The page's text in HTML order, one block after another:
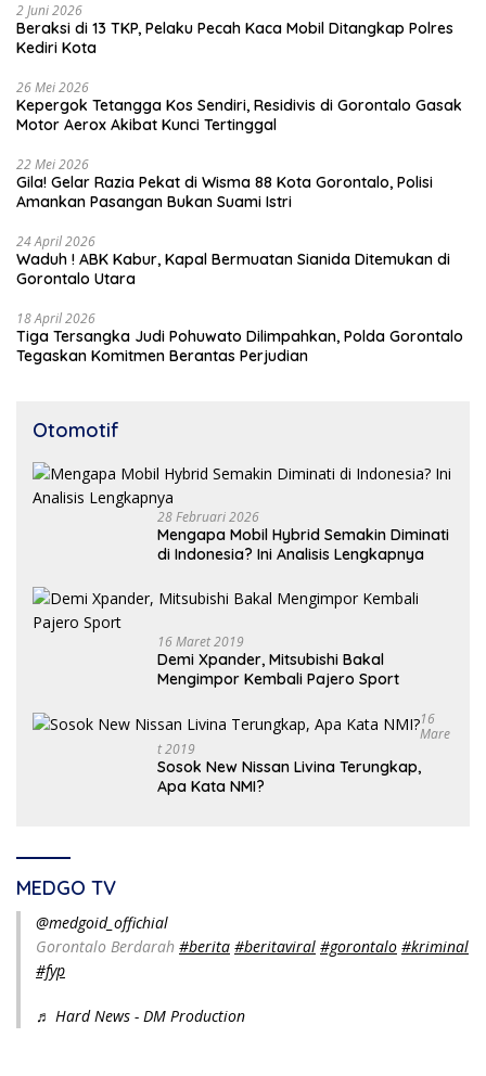
2 Juni 2026
Beraksi di 13 TKP, Pelaku Pecah Kaca Mobil Ditangkap Polres
Kediri Kota
26 Mei 2026
Kepergok Tetangga Kos Sendiri, Residivis di Gorontalo Gasak
Motor Aerox Akibat Kunci Tertinggal
22 Mei 2026
Gila! Gelar Razia Pekat di Wisma 88 Kota Gorontalo, Polisi
Amankan Pasangan Bukan Suami Istri
24 April 2026
Waduh ! ABK Kabur, Kapal Bermuatan Sianida Ditemukan di
Gorontalo Utara
18 April 2026
Tiga Tersangka Judi Pohuwato Dilimpahkan, Polda Gorontalo
Tegaskan Komitmen Berantas Perjudian
Otomotif
28 Februari 2026
Mengapa Mobil Hybrid Semakin Diminati
di Indonesia? Ini Analisis Lengkapnya
16 Maret 2019
Demi Xpander, Mitsubishi Bakal
Mengimpor Kembali Pajero Sport
16
Mare
T 2019
Sosok New Nissan Livina Terungkap,
Apa Kata NMI?
MEDGO TV
@medgoid_offichial
Gorontalo Berdarah #berita #beritaviral #gorontalo #kriminal
#fyp
♬ Hard News - DM Production